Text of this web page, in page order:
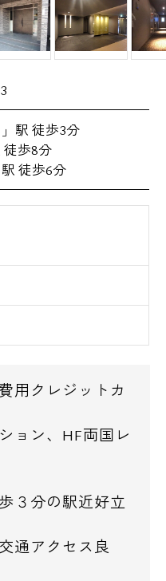
」駅 徒歩3分
徒歩8分
駅 徒歩6分
用クレジットカ
ョン、HF両国レ
３分の駅近好立
通アクセス良